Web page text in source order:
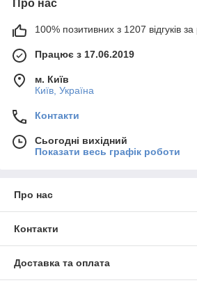
Про нас
100% позитивних з 1207 відгуків за
Працює з 17.06.2019
м. Київ
Київ, Україна
Контакти
Сьогодні вихідний
Показати весь графік роботи
Про нас
Контакти
Доставка та оплата